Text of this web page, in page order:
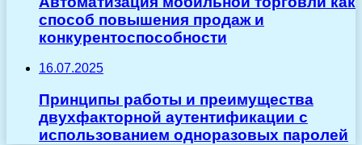
способ повышения продаж и
конкурентоспособности
16.07.2025
Принципы работы и преимущества
двухфакторной аутентификации с
использованием одноразовых паролей